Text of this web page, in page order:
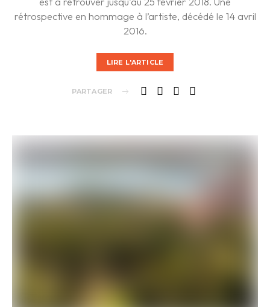
rétrospective en hommage à l’artiste, décédé le 14 avril
2016.
LIRE L'ARTICLE
PARTAGER